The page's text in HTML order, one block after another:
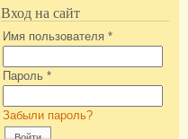
Вход на сайт
Имя пользователя *
Пароль *
Забыли пароль?